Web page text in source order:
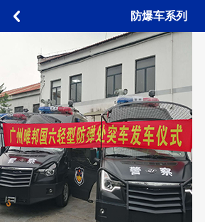
󰅮 防爆车系列